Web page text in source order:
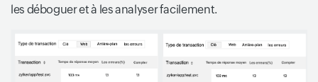
les déboguer et à les analyser facilement.